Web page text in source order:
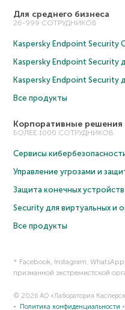
Для среднего бизнеса
26-999 СОТРУДНИКОВ
Kaspersky Endpoint Security
Kaspersky Endpoint Security
Kaspersky Endpoint Security
Все продукты
Корпоративные решения
БОЛЕЕ 1000 СОТРУДНИКОВ
Сервисы
Управление угрозами и
Защита конечных устройств
Security для виртуальных и
Все продукты
* Facebook, Instagram,
признанной экстремистской
© 2026 АО «Лаборатория
Политика конфиденциальности